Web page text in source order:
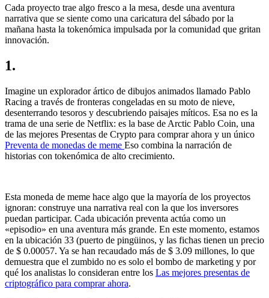
Cada proyecto trae algo fresco a la mesa, desde una aventura
narrativa que se siente como una caricatura del sábado por la
mañana hasta la tokenómica impulsada por la comunidad que gritan
innovación.
1.
Imagine un explorador ártico de dibujos animados llamado Pablo
Racing a través de fronteras congeladas en su moto de nieve,
desenterrando tesoros y descubriendo paisajes míticos. Esa no es la
trama de una serie de Netflix: es la base de Arctic Pablo Coin, una
de las mejores Presentas de Crypto para comprar ahora y un único
Preventa de monedas de meme Eso combina la narración de
historias con tokenómica de alto crecimiento.
Esta moneda de meme hace algo que la mayoría de los proyectos
ignoran: construye una narrativa real con la que los inversores
puedan participar. Cada ubicación preventa actúa como un
«episodio» en una aventura más grande. En este momento, estamos
en la ubicación 33 (puerto de pingüinos, y las fichas tienen un precio
de $ 0.00057. Ya se han recaudado más de $ 3.09 millones, lo que
demuestra que el zumbido no es solo el bombo de marketing y por
qué los analistas lo consideran entre los Las mejores presentas de
criptográfico para comprar ahora.